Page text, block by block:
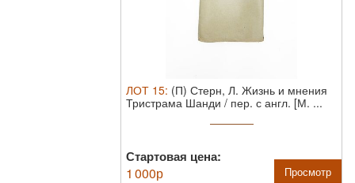
ЛОТ 15: (П) Стерн, Л. Жизнь и мнения
Тристрама Шанди / пер. с англ. [М. ...
Стартовая цена:
1 000р Просмотр